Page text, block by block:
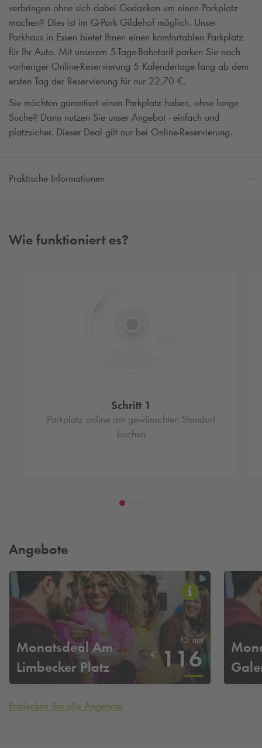
verbringen ohne sich dabei Gedanken um einen Parkplatz
machen? Dies ist im Q-Park Gildehof möglich. Unser
Parkhaus in Essen bietet Ihnen einen komfortablen Parkplatz
für Ihr Auto. Mit unserem 5-Tage-Bahntarif parken Sie nach
vorheriger Online-Reservierung 5 Kalendertage lang ab dem
ersten Tag der Reservierung für nur 22,70 €.
Sie möchten garantiert einen Parkplatz haben, ohne lange
Suche? Dann nutzen Sie unser Angebot - einfach und
platzsicher. Dieser Deal gilt nur bei Online-Reservierung.
Praktische Informationen
Wie funktioniert es?
Schritt 1
Parkplatz online am gewünschten Standort
buchen
Angebote
Monatsdeal Am
Limbecker Platz
für nur
€ 116
Entdecken Sie alle Angebote